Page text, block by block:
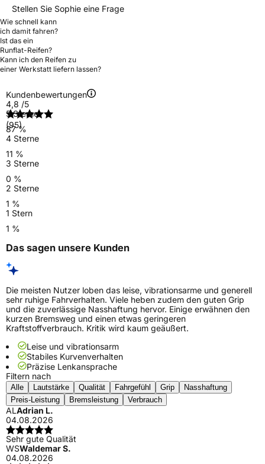
Stellen Sie Sophie eine Frage
Wie schnell kann
ich damit fahren?
Ist das ein
Runflat-Reifen?
Kann ich den Reifen zu
einer Werkstatt liefern lassen?
Kundenbewertungen
4,8 /5
(95)
5 Sterne
87 %
4 Sterne
11 %
3 Sterne
0 %
2 Sterne
1 %
1 Stern
1 %
Das sagen unsere Kunden
Die meisten Nutzer loben das leise, vibrationsarme und generell
sehr ruhige Fahrverhalten. Viele heben zudem den guten Grip
und die zuverlässige Nasshaftung hervor. Einige erwähnen den
kurzen Bremsweg und einen etwas geringeren
Kraftstoffverbrauch. Kritik wird kaum geäußert.
Leise und vibrationsarm
Stabiles Kurvenverhalten
Präzise Lenkansprache
Filtern nach
Alle Lautstärke Qualität Fahrgefühl Grip
Nasshaftung
Preis-Leistung
Bremsleistung Verbrauch
ALAdrian L.
04.08.2026
Sehr gute Qualität
WSWaldemar S.
04.08.2026